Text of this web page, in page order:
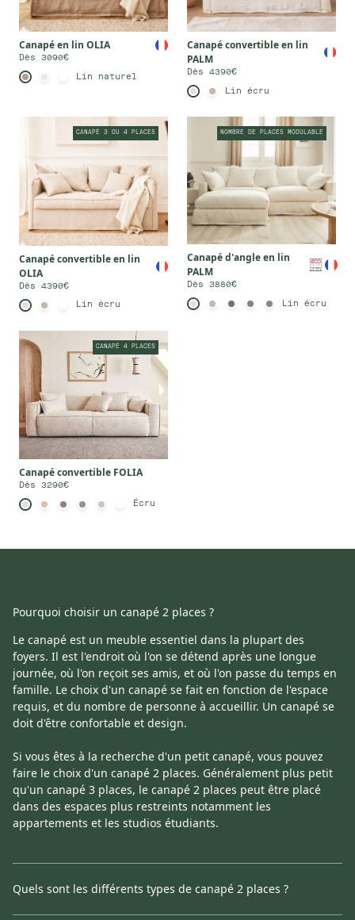
Canapé en lin OLIA
Dès 3090€
Lin naturel
Canapé convertible en lin
PALM
Dès 4390€
Lin écru
CANAPÉ 3 OU 4 PLACES
Canapé convertible en lin
OLIA
Dès 4390€
Lin écru
NOMBRE DE PLACES MODULABLE
Canapé d'angle en lin
PALM
Dès 3880€
Lin écru
CANAPÉ 4 PLACES
Canapé convertible FOLIA
Dès 3290€
Écru
est l'endroit où l'on se détend après une longue journée, où l'on
canapé se fait en fonction de l'espace requis, et du nombre de
personne à accueillir. Un canapé se doit d'être confortable et
design.
Si vous êtes à la recherche d'un petit canapé, vous pouvez faire le
choix d'un canapé 2 places. Généralement plus petit qu'un
espaces plus restreints notamment les appartements et les
studios étudiants.
Il existe de nombreux types de canapés 2 places, dont les suivants
une forme simple rectangulaire et s'adapte à tout type d'espace.
d'angle 2 places est parfait pour les petits espaces car il permet
d'optimiser l'angle d'une pièce.
Pourquoi choisir un canapé 2 places ?
Le canapé est un meuble essentiel dans la plupart des
foyers. Il est l'endroit où l'on se détend après une longue
journée, où l'on reçoit ses amis, et où l'on passe du temps en
famille. Le choix d'un canapé se fait en fonction de l'espace
requis, et du nombre de personne à accueillir. Un canapé se
doit d'être confortable et design.
Si vous êtes à la recherche d'un petit canapé, vous pouvez
faire le choix d'un canapé 2 places. Généralement plus petit
qu'un canapé 3 places, le canapé 2 places peut être placé
dans des espaces plus restreints notamment les
appartements et les studios étudiants.
Quels sont les différents types de canapé 2 places ?